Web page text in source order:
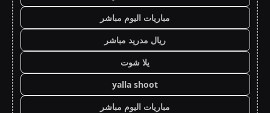
مباريات اليوم مباشر
ريال مدريد مباشر
يلا شوت
yalla shoot
مباريات اليوم مباشر